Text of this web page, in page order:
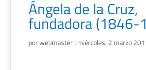
Ángela de la Cruz,
fundadora (1846-
porwebmaster| miércoles, 2 marzo